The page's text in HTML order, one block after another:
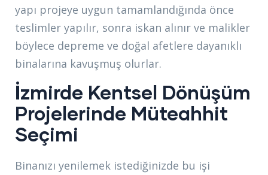
yapı projeye uygun tamamlandığında önce
teslimler yapılır, sonra iskan alınır ve malikler
böylece depreme ve doğal afetlere dayanıklı
binalarına kavuşmuş olurlar.
İzmirde Kentsel Dönüşüm
Projelerinde Müteahhit
Seçimi
Binanızı yenilemek istediğinizde bu işi